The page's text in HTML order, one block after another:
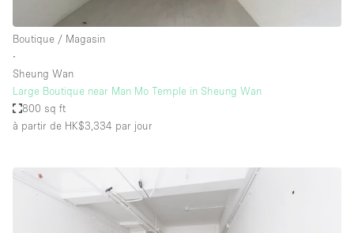
Boutique / Magasin
∙
Sheung Wan
Large Boutique near Man Mo Temple in Sheung Wan
800 sq ft
à partir de HK$3,334 par jour